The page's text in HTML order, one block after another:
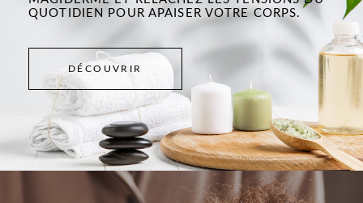
QUOTIDIEN POUR APAISER VOTRE CORPS.
DÉCOUVRIR